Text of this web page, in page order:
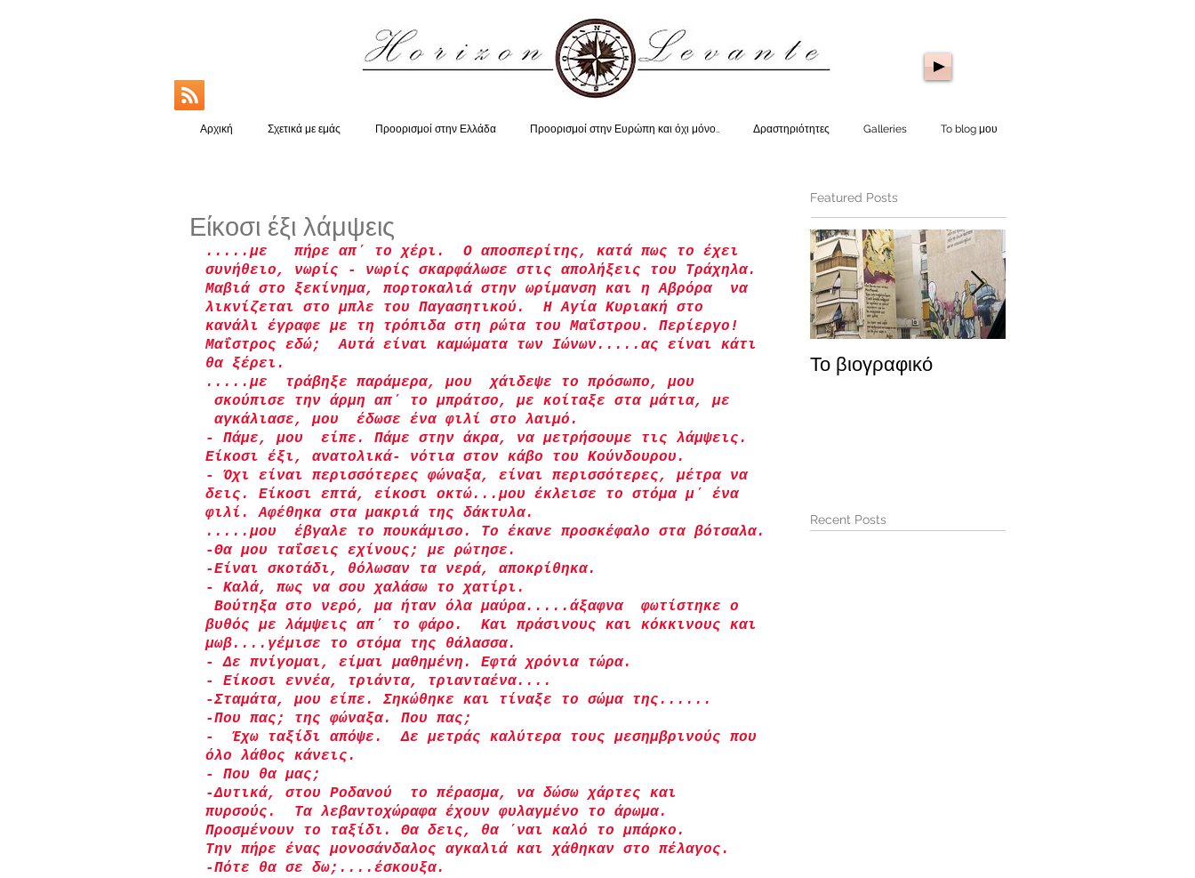
Αρχική Σχετικά με εμάς Προορισμοί στην Ελλάδα Προορισμοί στην Ευρώπη και όχι μόνο.. Δραστηριότητες Galleries To blog μου
Είκοσι έξι λάμψεις
.....με   πήρε απ΄ το χέρι.  Ο αποσπερίτης, κατά πως το έχει
συνήθειο, νωρίς - νωρίς σκαρφάλωσε στις απολήξεις του Τράχηλα.
Μαβιά στο ξεκίνημα, πορτοκαλιά στην ωρίμανση και η Αβρόρα  να
λικνίζεται στο μπλε του Παγασητικού.  Η Αγία Κυριακή στο
κανάλι έγραφε με τη τρόπιδα στη ρώτα του Μαΐστρου. Περίεργο!
Μαΐστρος εδώ;  Αυτά είναι καμώματα των Ιώνων.....ας είναι κάτι
θα ξέρει.
.....με  τράβηξε παράμερα, μου  χάιδεψε το πρόσωπο, μου
σκούπισε την άρμη απ΄ το μπράτσο, με κοίταξε στα μάτια, με
αγκάλιασε, μου  έδωσε ένα φιλί στο λαιμό.
- Πάμε, μου  είπε. Πάμε στην άκρα, να μετρήσουμε τις λάμψεις.
Είκοσι έξι, ανατολικά- νότια στον κάβο του Κούνδουρου.
- Όχι είναι περισσότερες φώναξα, είναι περισσότερες, μέτρα να
δεις. Είκοσι επτά, είκοσι οκτώ...μου έκλεισε το στόμα μ΄ ένα
φιλί. Αφέθηκα στα μακριά της δάκτυλα.
.....μου  έβγαλε το πουκάμισο. Το έκανε προσκέφαλο στα βότσαλα.
-Θα μου ταΐσεις εχίνους; με ρώτησε.
-Είναι σκοτάδι, θόλωσαν τα νερά, αποκρίθηκα.
- Καλά, πως να σου χαλάσω το χατίρι.
Βούτηξα στο νερό, μα ήταν όλα μαύρα.....άξαφνα  φωτίστηκε ο
βυθός με λάμψεις απ΄ το φάρο.  Και πράσινους και κόκκινους και
μωβ....γέμισε το στόμα της θάλασσα.
- Δε πνίγομαι, είμαι μαθημένη. Εφτά χρόνια τώρα.
- Είκοσι εννέα, τριάντα, τριανταένα....
-Σταμάτα, μου είπε. Σηκώθηκε και τίναξε το σώμα της......
-Που πας; της φώναξα. Που πας;
-  Έχω ταξίδι απόψε.  Δε μετράς καλύτερα τους μεσημβρινούς που
όλο λάθος κάνεις.
- Που θα μας;
-Δυτικά, στου Ροδανού  το πέρασμα, να δώσω χάρτες και
πυρσούς.  Τα λεβαντοχώραφα έχουν φυλαγμένο το άρωμα.
Προσμένουν το ταξίδι. Θα δεις, θα ΄ναι καλό το μπάρκο.
Την πήρε ένας μονοσάνδαλος αγκαλιά και χάθηκαν στο πέλαγος.
-Πότε θα σε δω;....έσκουξα.
Featured Posts
Το βιογραφικό
Recent Posts